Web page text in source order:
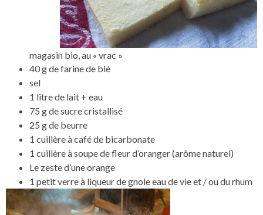
magasin bio, au « vrac »
40 g de farine de blé
sel
1 litre de lait + eau
75 g de sucre cristallisé
25 g de beurre
1 cuillère à café de bicarbonate
1 cuillère à soupe de fleur d’oranger (arôme naturel)
Le zeste d’une orange
1 petit verre à liqueur de gnole eau de vie et / ou du rhum